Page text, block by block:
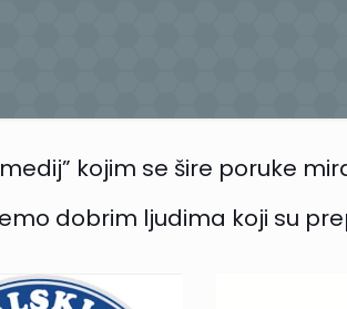
kojim se šire poruke
dobrim ljudima koji su